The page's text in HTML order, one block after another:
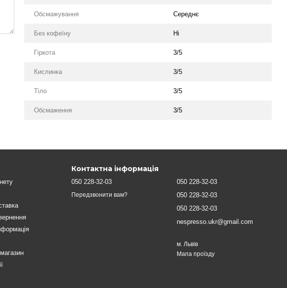
Обсмажування Середнє
Без кофеїну Ні
Гіркота 3/5
Кислинка 3/5
Тіло 3/5
Обсмаження 3/5
Контактна інформація
050 228-32-03
Передзвонити вам?
050 228-32-03
050 228-32-03
050 228-32-03
nespresso.ukr@gmail.com
м. Львів
Мапа проїзду